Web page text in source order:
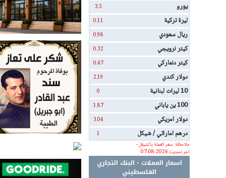
يورو 3.5
ليرة تركية 0.11
ريال سعودي 0.98
كيتر نرويجي 0.32
كيتر دنماركي 0.47
دولار كندي 2.19
10 ليرات لبنانية 0
100 ين ياباني 1.87
دولار امريكي 3.04
درهم اماراتي / شيكل
1
ملاحظة: سعر العملة بالشيقل -
اخر تحديث 2026-08-07
اسعار العملات - البنك التجاري
الفلسطيني